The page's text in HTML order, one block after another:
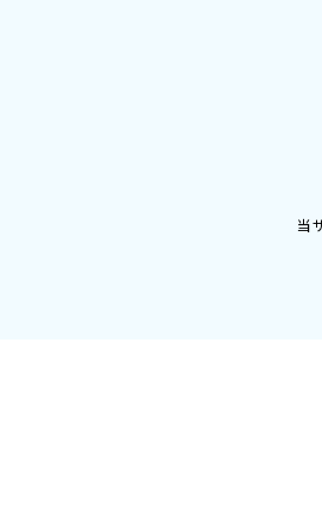
当